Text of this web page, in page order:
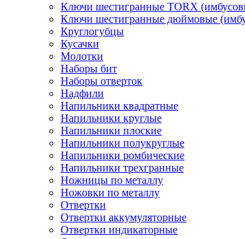
Ключи шестигранные TORX
Ключи шестигранные дюймовые
Круглогубцы
Кусачки
Молотки
Наборы бит
Наборы отверток
Надфили
Напильники квадратные
Напильники круглые
Напильники плоские
Напильники полукруглые
Напильники ромбические
Напильники трехгранные
Ножницы по металлу
Ножовки по металлу
Отвертки
Отвертки аккумуляторные
Отвертки индикаторные